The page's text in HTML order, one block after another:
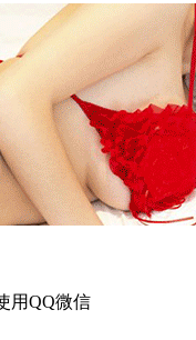
用QQ微信